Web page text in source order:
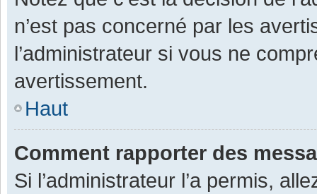
n’est pas concerné par les
l’administrateur si vous ne
avertissement.
Haut
Comment rapporter des
Si l’administrateur l’a permis,